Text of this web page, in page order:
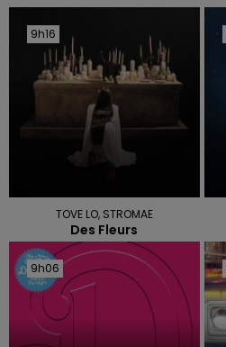
9h16
9h16
TOVE LO, STROMAE
Des Fleurs
9h06
9h06